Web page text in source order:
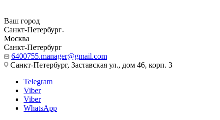
Ваш город
Санкт-Петербург
Москва
Санкт-Петербург
6400755.manager@gmail.com
Санкт-Петербург, Заставская ул., дом 46, корп. 3
Telegram
Viber
Viber
WhatsApp